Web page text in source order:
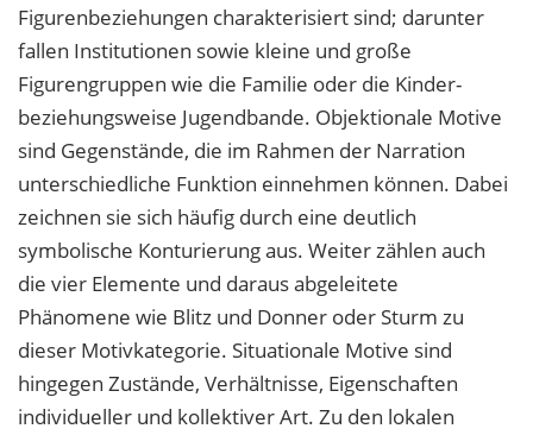
Figurenbeziehungen charakterisiert sind; darunter
fallen Institutionen sowie kleine und große
Figurengruppen wie die Familie oder die Kinder-
beziehungsweise Jugendbande. Objektionale Motive
sind Gegenstände, die im Rahmen der Narration
unterschiedliche Funktion einnehmen können. Dabei
zeichnen sie sich häufig durch eine deutlich
symbolische Konturierung aus. Weiter zählen auch
die vier Elemente und daraus abgeleitete
Phänomene wie Blitz und Donner oder Sturm zu
dieser Motivkategorie. Situationale Motive sind
hingegen Zustände, Verhältnisse, Eigenschaften
individueller und kollektiver Art. Zu den lokalen